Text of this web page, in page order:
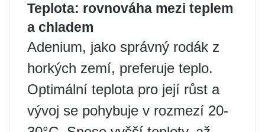
Teplota: rovnováha mezi teplem
a chladem ️
Adenium, jako správný rodák z
horkých zemí, preferuje teplo.
Optimální teplota pro její růst a
vývoj se pohybuje v rozmezí 20-